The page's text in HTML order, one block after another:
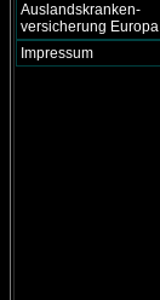
Auslandskranken-
versicherung Europa
Impressum